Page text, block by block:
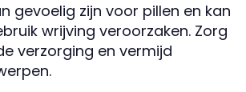
gevoelig zijn voor pillen en kan
wrijving veroorzaken. Zorg
verzorging en vermijd